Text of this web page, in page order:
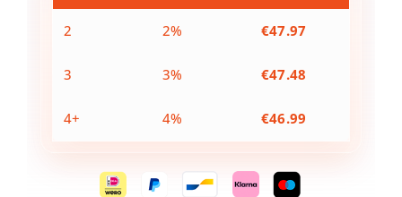
aantal
2 2% €47.97
3 3% €47.48
4+ 4% €46.99